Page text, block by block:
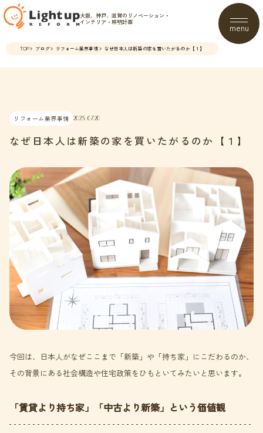
大阪、神戸、滋賀のリノベーション・
インテリア・照明計画
menu
TOP ブログ リフォーム業界事情 なぜ日本人は新築の家を買いたがるのか【１】
リフォーム業界事情 2025.07.20
なぜ日本人は新築の家を買いたがるのか【１】
今回は、日本人がなぜここまで「新築」や「持ち家」にこだわるのか、
その背景にある社会構造や住宅政策をひもといてみたいと思います。
「賃貸より持ち家」「中古より新築」という価値観